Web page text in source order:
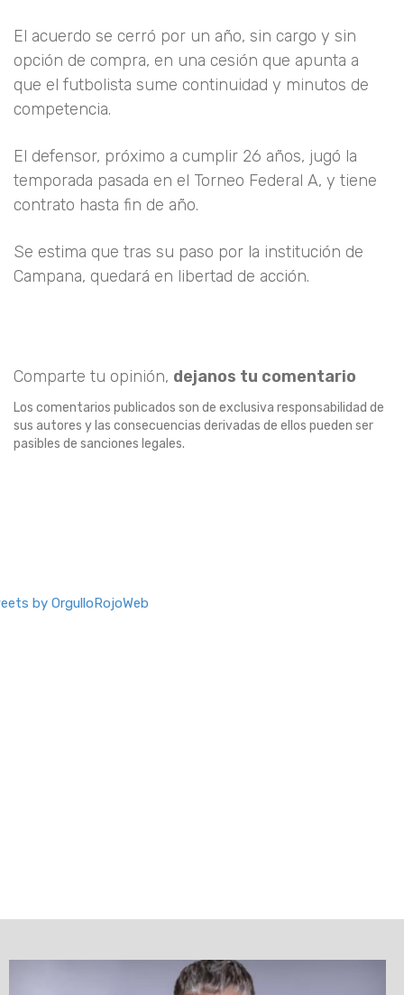
El acuerdo se cerró por un año, sin cargo y sin
opción de compra, en una cesión que apunta a
que el futbolista sume continuidad y minutos de
competencia.
El defensor, próximo a cumplir 26 años, jugó la
temporada pasada en el Torneo Federal A, y tiene
contrato hasta fin de año.
Se estima que tras su paso por la institución de
Campana, quedará en libertad de acción.
Comparte tu opinión, dejanos tu comentario
Los comentarios publicados son de exclusiva responsabilidad de
sus autores y las consecuencias derivadas de ellos pueden ser
pasibles de sanciones legales.
by OrgulloRojoWeb